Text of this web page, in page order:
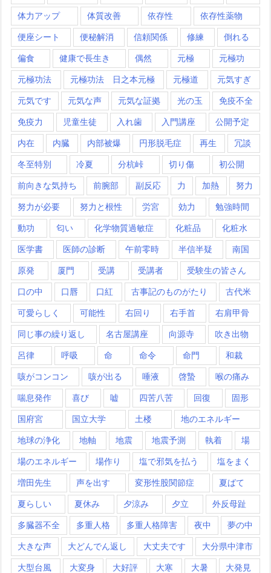
体力アップ 体質改善 依存性 依存性薬物
便座シート 便秘解消 信頼関係 修練 倒れる
偏食 健康で長生き 偶然 元極 元極功
元極功法 元極功法 日之本元極 元極道 元気すぎ
元気です 元気な声 元気な証拠 光の玉 免疫不全
免疫力 児童生徒 入れ歯 入門講座 公開予定
内在 内臓 内部被爆 円形脱毛症 再生 冗談
冬至特別 冷夏 分杭峠 切り傷 初公開
前向きな気持ち 前腕部 副反応 力 加熱 努力
努力が必要 努力と根性 労宮 効力 勉強時間
動功 匂い 化学物質過敏症 化粧品 化粧水
医学書 医師の診断 午前零時 半信半疑 南国
原発 厦門 受講 受講者 受験生の皆さん
口の中 口唇 口紅 古事記のものがたり 古代米
可愛らしく 可能性 右回り 右手首 右肩甲骨
同じ事の繰り返し 名古屋講座 向源寺 吹き出物
呂律 呼吸 命 命令 命門 和裁
咳がコンコン 咳が出る 唾液 啓蟄 喉の痛み
喘息発作 喜び 嘘 四苦八苦 回復 固形
国府宮 国立大学 土楼 地のエネルギー
地球の浄化 地軸 地震 地震予測 執着 場
場のエネルギー 場作り 塩で邪気を払う 塩をまく
増田先生 声を出す 変形性股関節症 夏ばて
夏らしい 夏休み 夕涼み 夕立 外反母趾
多臓器不全 多重人格 多重人格障害 夜中 夢の中
大きな声 大どんでん返し 大丈夫です 大分県中津市
大型台風 大変身 大好評 大寒 大暑 大発見